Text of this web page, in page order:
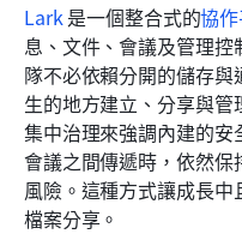
Lark 是一個整合式的協
息、文件、會議及管理
隊不必依賴分開的儲存
生的地方建立、分享與
集中治理來強調內建的安
會議之間傳遞時，依然
風險。這種方式讓成長
檔案分享。